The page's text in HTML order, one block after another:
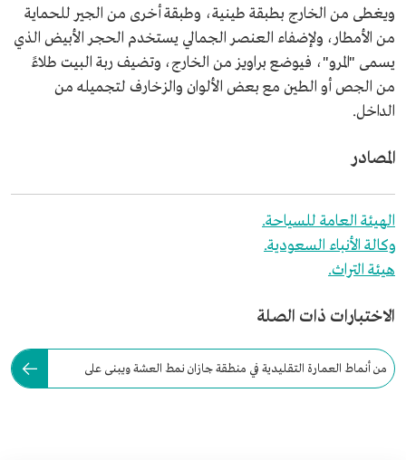
ويغطى من الخارج بطبقة طينية، وطبقة أخرى من الجير للحماية
من الأمطار، ولإضفاء العنصر الجمالي يستخدم الحجر الأبيض الذي
يسمى "المرو"، فيوضع براويز من الخارج، وتضيف ربة البيت طلاءً
من الجص أو الطين مع بعض الألوان والزخارف لتجميله من
الداخل.
المصادر
الهيئة العامة للسياحة.
وكالة الأنباء السعودية.
هيئة التراث.
الاختبارات ذات الصلة
من أنماط العمارة التقليدية في منطقة جازان نمط العشة ويبنى على